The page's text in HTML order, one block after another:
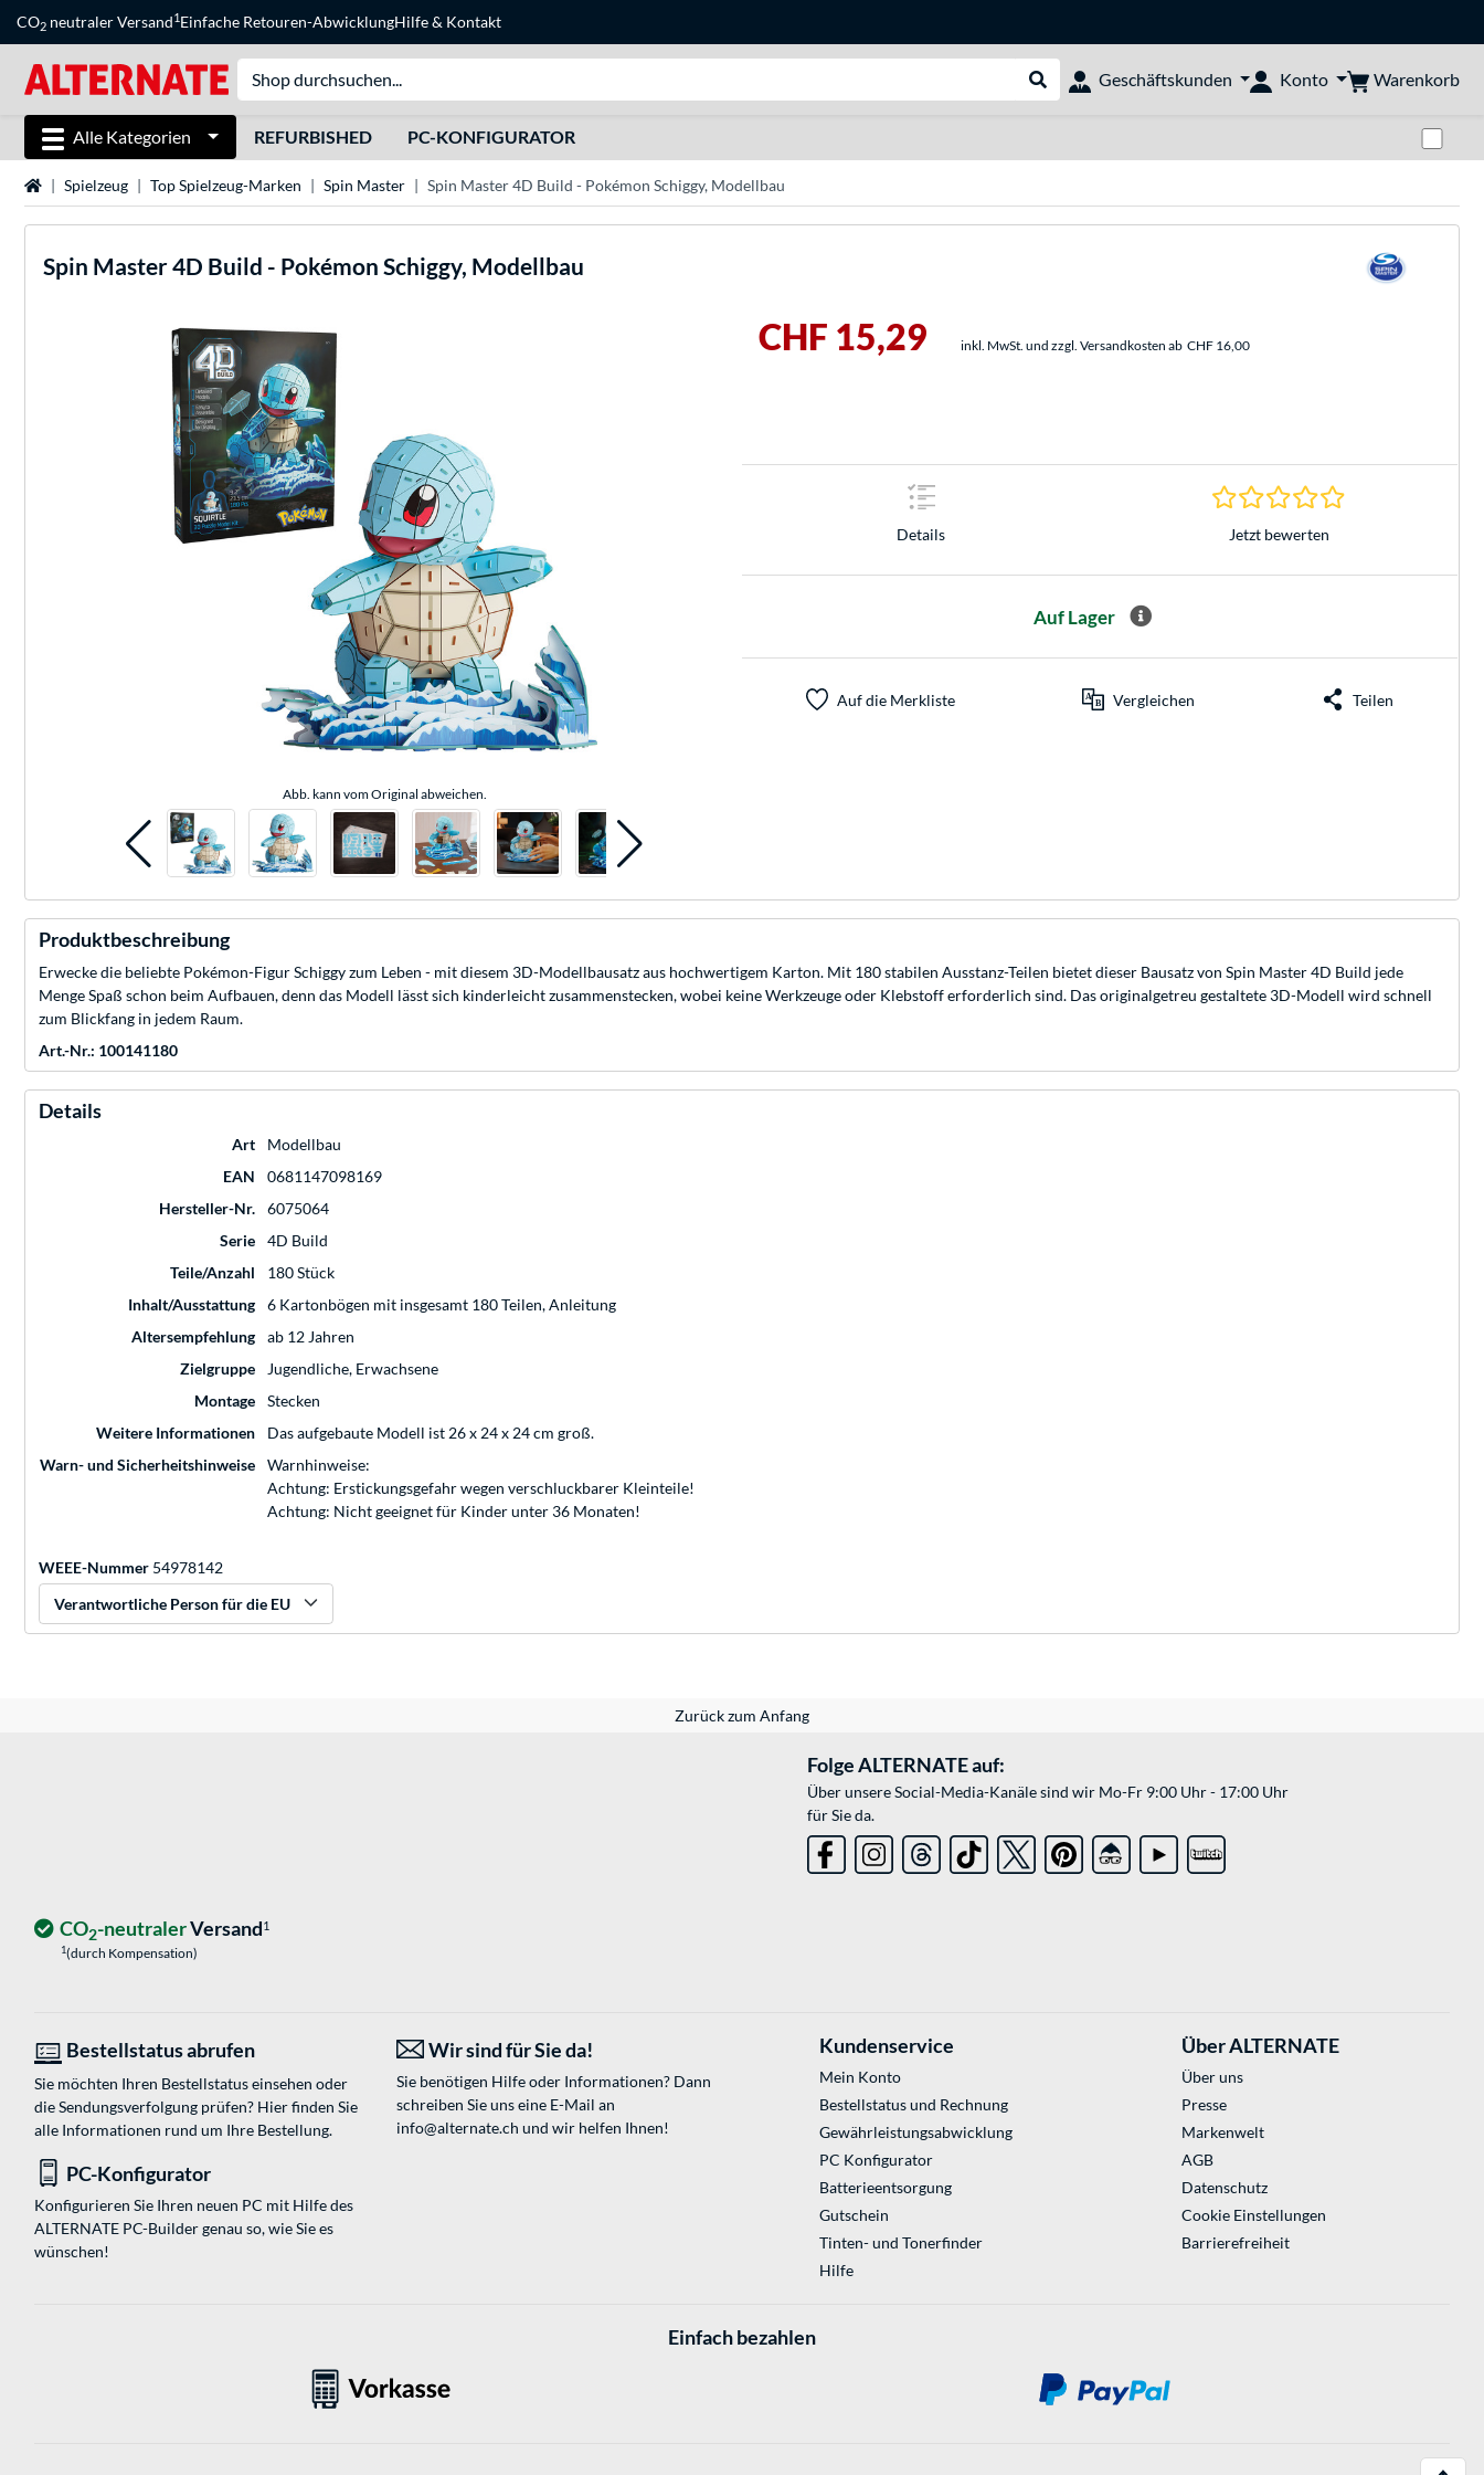
CO2 neutraler Versand1Einfache Retouren-AbwicklungHilfe& Kontakt
Suche durchführen
Geschäftskunden Konto Warenkorb
Alle Kategorien REFURBISHED PC-KONFIGURATOR
StartseiteSpielzeug Top Spielzeug-Marken Spin Master Spin Master 4D Build - Pokémon Schiggy, Modellbau
Spin Master4D Build - Pokémon Schiggy, Modellbau
Abb. kann vom Original abweichen.
CHF 15,29 inkl. MwSt. und zzgl. Versandkosten ab CHF 16,00
Details
0.0 Sterne bei 0
Jetzt bewerten
Auf Lager
Auf die Merkliste Vergleichen Teilen
Produktbeschreibung
Erwecke die beliebte Pokémon-Figur Schiggy zum Leben - mit diesem 3D-Modellbausatz aus hochwertigem Karton. Mit 180 stabilen Ausstanz-Teilen bietet dieser Bausatz von Spin Master 4D Build jede
Menge Spaß schon beim Aufbauen, denn das Modell lässt sich kinderleicht zusammenstecken, wobei keine Werkzeuge oder Klebstoff erforderlich sind. Das originalgetreu gestaltete 3D-Modell wird schnell
zum Blickfang in jedem Raum.
Art.-Nr.: 100141180
Details
Art
Modellbau
EAN
0681147098169
Hersteller-Nr.
6075064
Serie
4D Build
Teile/Anzahl
180 Stück
Inhalt/Ausstattung
6 Kartonbögen mit insgesamt 180 Teilen, Anleitung
Altersempfehlung
ab 12 Jahren
Zielgruppe
Jugendliche, Erwachsene
Montage
Stecken
Weitere Informationen
Das aufgebaute Modell ist 26 x 24 x 24 cm groß.
Warn- und Sicherheitshinweise
Warnhinweise:
Achtung: Erstickungsgefahr wegen verschluckbarer Kleinteile!
Achtung: Nicht geeignet für Kinder unter 36 Monaten!
WEEE-Nummer 54978142
Verantwortliche Person für die EU
Zurück zum Anfang
Folge ALTERNATE auf:
Über unsere Social-Media-Kanäle sind wir Mo-Fr 9:00 Uhr - 17:00 Uhr
für Sie da.
CO2-neutralerVersand1
1(durch Kompensation)
Bestellstatus abrufen
Sie möchten Ihren Bestellstatus einsehen oder
die Sendungsverfolgung prüfen? Hier finden Sie
alle Informationen rund um Ihre Bestellung.
Wir sind für Sie da!
Sie benötigen Hilfe oder Informationen? Dann
schreiben Sie uns eine E-Mail an
info@alternate.ch und wir helfen Ihnen!
PC-Konfigurator
Konfigurieren Sie Ihren neuen PC mit Hilfe des
ALTERNATE PC-Builder genau so, wie Sie es
wünschen!
Kundenservice
Mein Konto
Bestellstatus und Rechnung
Gewährleistungsabwicklung
PC Konfigurator
Batterieentsorgung
Gutschein
Tinten- und Tonerfinder
Hilfe
Über ALTERNATE
Über uns
Presse
Markenwelt
AGB
Datenschutz
Cookie Einstellungen
Barrierefreiheit
Einfach bezahlen